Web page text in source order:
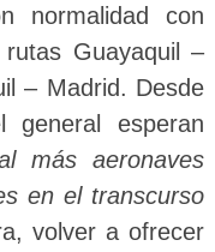
normalidad con
Guayaquil –
– Madrid. Desde
general esperan
más aeronaves
en el transcurso
volver a ofrecer